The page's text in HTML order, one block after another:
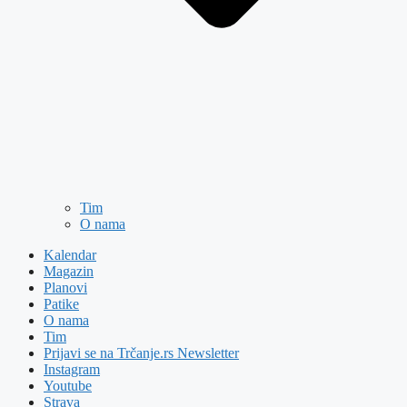
Tim
O nama
Kalendar
Magazin
Planovi
Patike
O nama
Tim
Prijavi se na Trčanje.rs Newsletter
Instagram
Youtube
Strava